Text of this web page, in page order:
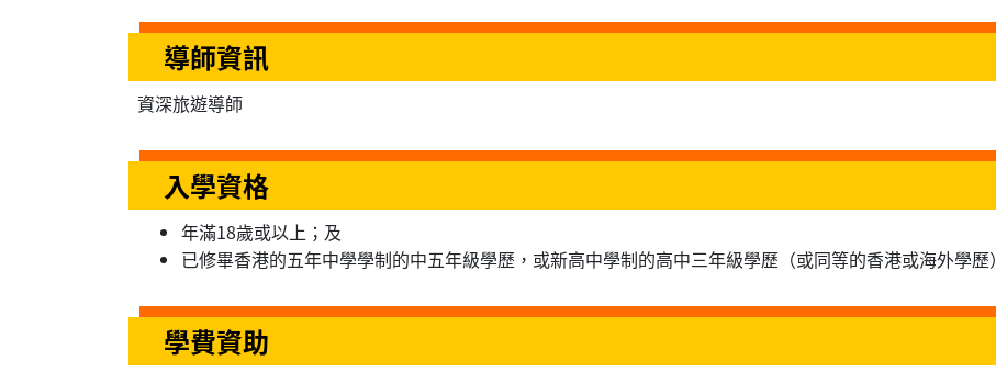
導師資訊
資深旅遊導師
入學資格
年滿18歲或以上；及
已修畢香港的五年中學學制的中五年級學歷，或新高中學制的高中三年級學歷（或同等的香港或海外學歷）
學費資助